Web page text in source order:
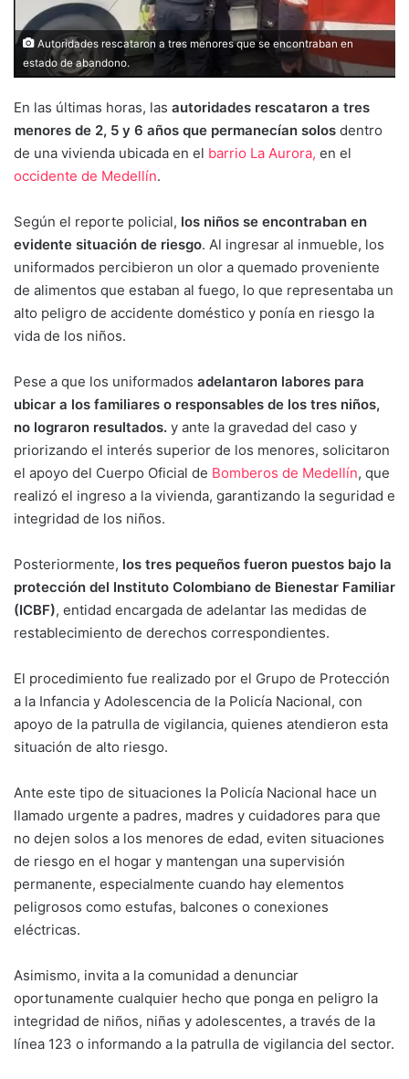
Autoridades rescataron a tres menores que se encontraban en
estado de abandono.
En las últimas horas, las autoridades rescataron a tres
menores de 2, 5 y 6 años que permanecían solos dentro
de una vivienda ubicada en el barrio La Aurora, en el
occidente de Medellín.
Según el reporte policial, los niños se encontraban en
evidente situación de riesgo. Al ingresar al inmueble, los
uniformados percibieron un olor a quemado proveniente
de alimentos que estaban al fuego, lo que representaba un
alto peligro de accidente doméstico y ponía en riesgo la
vida de los niños.
Pese a que los uniformados adelantaron labores para
ubicar a los familiares o responsables de los tres niños,
no lograron resultados. y ante la gravedad del caso y
priorizando el interés superior de los menores, solicitaron
el apoyo del Cuerpo Oficial de Bomberos de Medellín, que
realizó el ingreso a la vivienda, garantizando la seguridad e
integridad de los niños.
Posteriormente, los tres pequeños fueron puestos bajo la
protección del Instituto Colombiano de Bienestar Familiar
(ICBF), entidad encargada de adelantar las medidas de
restablecimiento de derechos correspondientes.
El procedimiento fue realizado por el Grupo de Protección
a la Infancia y Adolescencia de la Policía Nacional, con
apoyo de la patrulla de vigilancia, quienes atendieron esta
situación de alto riesgo.
Ante este tipo de situaciones la Policía Nacional hace un
llamado urgente a padres, madres y cuidadores para que
no dejen solos a los menores de edad, eviten situaciones
de riesgo en el hogar y mantengan una supervisión
permanente, especialmente cuando hay elementos
peligrosos como estufas, balcones o conexiones
eléctricas.
Asimismo, invita a la comunidad a denunciar
oportunamente cualquier hecho que ponga en peligro la
integridad de niños, niñas y adolescentes, a través de la
línea 123 o informando a la patrulla de vigilancia del sector.